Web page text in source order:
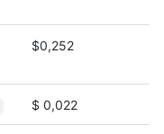
$0,252
$ 0,022